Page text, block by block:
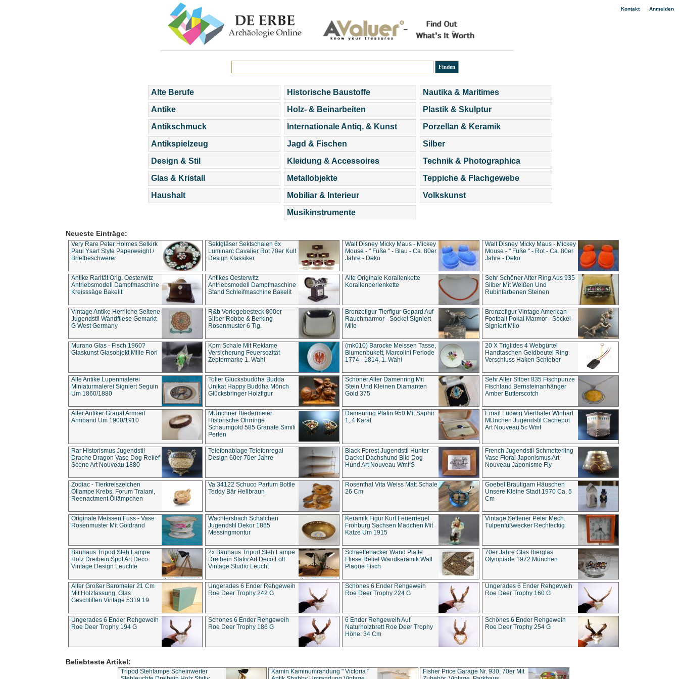
Kontakt| Anmelden
Alte Berufe
Antike
Antikschmuck
Antikspielzeug
Design & Stil
Glas & Kristall
Haushalt
Historische Baustoffe
Holz- & Beinarbeiten
Internationale Antiq. & Kunst
Jagd & Fischen
Kleidung & Accessoires
Metallobjekte
Mobiliar & Interieur
Musikinstrumente
Nautika & Maritimes
Plastik & Skulptur
Porzellan & Keramik
Silber
Technik & Photographica
Teppiche & Flachgewebe
Volkskunst
Neueste Einträge:
Very Rare Peter Holmes Selkirk
Paul Ysart Style Paperweight /
Briefbeschwerer
Sektgläser Sektschalen 6x
Luminarc Cavalier Rot 70er Kult
Design Klassiker
Walt Disney Micky Maus - Mickey
Mouse - " Füße " - Blau - Ca. 80er
Jahre - Deko
Walt Disney Micky Maus - Mickey
Mouse - " Füße " - Rot - Ca. 80er
Jahre - Deko
Antike Rarität Orig. Oesterwitz
Antriebsmodell Dampfmaschine
Kreisssäge Bakelit
Antikes Oesterwitz
Antriebsmodell Dampfmaschine
Stand Schleifmaschine Bakelit
Alte Originale Korallenkette
Korallenperlenkette
Sehr Schöner Alter Ring Aus 935
Silber Mit Weißen Und
Rubinfarbenen Steinen
Vintage Antike Herrliche Seltene
Jugendstil Wandfliese Gemarkt
G West Germany
R&b Vorlegebesteck 800er
Silber Robbe & Berking
Rosenmuster 6 Tlg.
Bronzefigur Tierfigur Gepard Auf
Rauchmarmor - Sockel Signiert
Milo
Bronzefigur Vintage American
Football Pokal Marmor - Sockel
Signiert Milo
Murano Glas - Fisch 1960?
Glaskunst Glasobjekt Mille Fiori
Kpm Schale Mit Reklame
Versicherung Feuersozität
Zeptermarke 1. Wahl
(mk010) Barocke Meissen Tasse,
Blumenbukett, Marcolini Periode
1774 - 1814, 1. Wahl
20 X Triglides 4 Webgürtel
Handtaschen Geldbeutel Ring
Verschluss Haken Schieber
Alte Antike Lupenmalerei
Miniaturmalerei Signiert Seguin
Um 1860/1880
Toller Glücksbuddha Budda
Unikat Happy Buddha Mönch
Glücksbringer Holzfigur
Schöner Alter Damenring Mit
Stein Und Kleinen Diamanten
Gold 375
Sehr Alter Silber 835 Fischpunze
Fischland Bernsteinanhänger
Amber Butterscotch
Alter Antiker Granat Armreif
Armband Um 1900/1910
MÜnchner Biedermeier
Historische Ohrringe
Schaumgold 585 Granate Simili
Perlen
Damenring Platin 950 Mit Saphir
1, 4 Karat
Email Ludwig Vierthaler Winhart
MÜnchen Jugendstil Cachepot
Art Nouveau 5c Wmf
Rar Historismus Jugendstil
Drache Dragon Vase Dog Relief
Scene Art Nouveau 1880
Telefonablage Telefonregal
Design 60er 70er Jahre
Black Forest Jugendstil Hunter
Dackel Dachshund Bild Dog
Hund Art Nouveau Wmf S
French Jugendstil Schmetterling
Vase Floral Japonismus Art
Nouveau Japonisme Fly
Zodiac - Tierkreiszeichen
Öllampe Krebs, Forum Traiani,
Reenactment Öllämpchen
Va 34122 Schuco Parfum Bottle
Teddy Bär Hellbraun
Rosenthal Vita Weiss Matt Schale
26 Cm
Goebel Bräutigam Häuschen
Unsere Kleine Stadt 1970 Ca. 5
Cm
Originale Meissen Fuss - Vase
Rosenmuster Mit Goldrand
Wächtersbach Schälchen
Jugendstil Dekor 1865
Messingmontur
Keramik Figur Kurt Feuerriegel
Frohburg Sachsen Mädchen Mit
Katze Um 1915
Vintage Seltener Peter Mech.
Tulpenfußwecker Rechteckig
Bauhaus Tripod Steh Lampe
Holz Dreibein Spot Art Deco
Vintage Design Leuchte
2x Bauhaus Tripod Steh Lampe
Dreibein Stativ Art Deco Loft
Vintage Studio Leucht
Schaeffenacker Wand Platte
Fliese Relief Wandkeramik Wall
Plaque Fisch
70er Jahre Glas Bierglas
Olympiade 1972 München
Alter Großer Barometer 21 Cm
Mit Holzfassung, Glas
Geschliffen Vintage 5319 19
Ungerades 6 Ender Rehgeweih
Roe Deer Trophy 242 G
Schönes 6 Ender Rehgeweih
Roe Deer Trophy 224 G
Ungerades 6 Ender Rehgeweih
Roe Deer Trophy 160 G
Ungerades 6 Ender Rehgeweih
Roe Deer Trophy 194 G
Schönes 6 Ender Rehgeweih
Roe Deer Trophy 186 G
6 Ender Rehgeweih Auf
Naturholzbrett Roe Deer Trophy
Höhe: 34 Cm
Schönes 6 Ender Rehgeweih
Roe Deer Trophy 254 G
Beliebteste Artikel:
Tripod Stehlampe Scheinwerfer
Kamin Kaminumrandung " Victoria "
Fisher Price Garage Nr. 930, 70er Mit